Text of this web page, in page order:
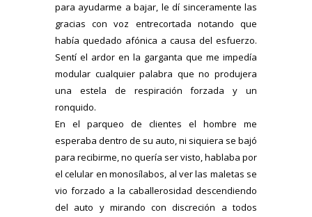
para ayudarme a bajar, le dí sinceramente las
gracias con voz entrecortada notando que
había quedado afónica a causa del esfuerzo.
Sentí el ardor en la garganta que me impedía
modular cualquier palabra que no produjera
una estela de respiración forzada y un
ronquido.
En el parqueo de clientes el hombre me
esperaba dentro de su auto, ni siquiera se bajó
para recibirme, no quería ser visto, hablaba por
el celular en monosílabos, al ver las maletas se
vio forzado a la caballerosidad descendiendo
del auto y mirando con discreción a todos